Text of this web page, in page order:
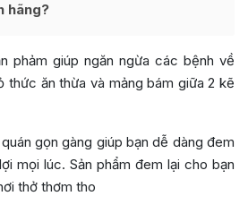
hãng?
phảm giúp ngăn ngừa các bệnh về
thức ăn thừa và mảng bám giữa 2 kẽ
gọn gàng giúp bạn dễ dàng đem
mọi lúc. Sản phẩm đem lại cho bạn
thở thơm tho